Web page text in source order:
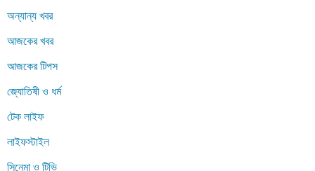
অন্যান্য খবর
আজকের খবর
আজকের টিপস
জ্যোতিষী ও ধর্ম
টেক লাইফ
লাইফস্টাইল
সিনেমা ও টিভি